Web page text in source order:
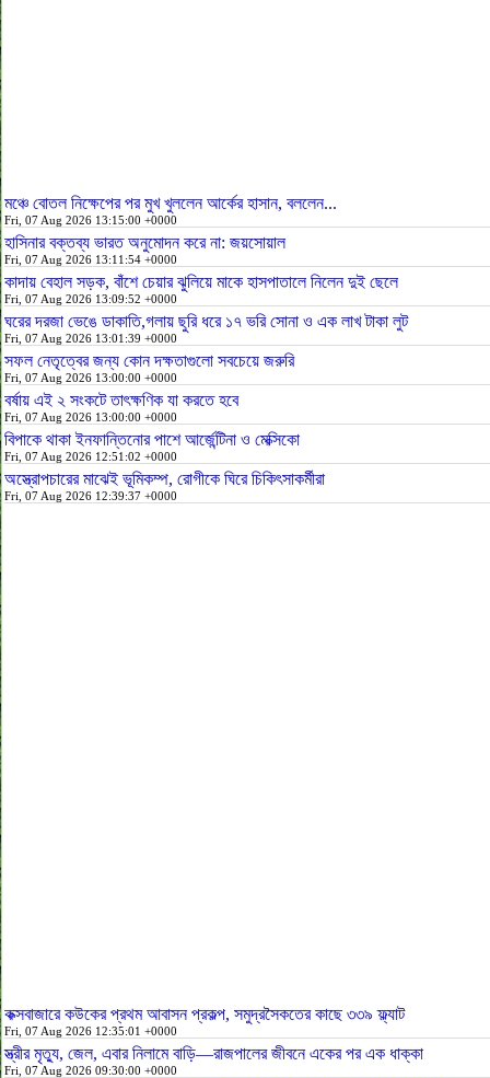
মঞ্চে বোতল নিক্ষেপের পর মুখ খুললেন আর্কের হাসান, বললেন...
Fri, 07 Aug 2026 13:15:00 +0000
হাসিনার বক্তব্য ভারত অনুমোদন করে না: জয়সোয়াল
Fri, 07 Aug 2026 13:11:54 +0000
কাদায় বেহাল সড়ক, বাঁশে চেয়ার ঝুলিয়ে মাকে হাসপাতালে নিলেন দুই ছেলে
Fri, 07 Aug 2026 13:09:52 +0000
ঘরের দরজা ভেঙে ডাকাতি,গলায় ছুরি ধরে ১৭ ভরি সোনা ও এক লাখ টাকা লুট
Fri, 07 Aug 2026 13:01:39 +0000
সফল নেতৃত্বের জন্য কোন দক্ষতাগুলো সবচেয়ে জরুরি
Fri, 07 Aug 2026 13:00:00 +0000
বর্ষায় এই ২ সংকটে তাৎক্ষণিক যা করতে হবে
Fri, 07 Aug 2026 13:00:00 +0000
বিপাকে থাকা ইনফান্তিনোর পাশে আর্জেন্টিনা ও মেক্সিকো
Fri, 07 Aug 2026 12:51:02 +0000
অস্ত্রোপচারের মাঝেই ভূমিকম্প, রোগীকে ঘিরে চিকিৎসাকর্মীরা
Fri, 07 Aug 2026 12:39:37 +0000
কক্সবাজারে কউকের প্রথম আবাসন প্রকল্প, সমুদ্রসৈকতের কাছে ৩৩৯ ফ্ল্যাট
Fri, 07 Aug 2026 12:35:01 +0000
স্ত্রীর মৃত্যু, জেল, এবার নিলামে বাড়ি—রাজপালের জীবনে একের পর এক ধাক্কা
Fri, 07 Aug 2026 09:30:00 +0000